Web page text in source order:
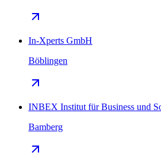
In-Xperts GmbH
Böblingen
INBEX Institut für Business und
Bamberg